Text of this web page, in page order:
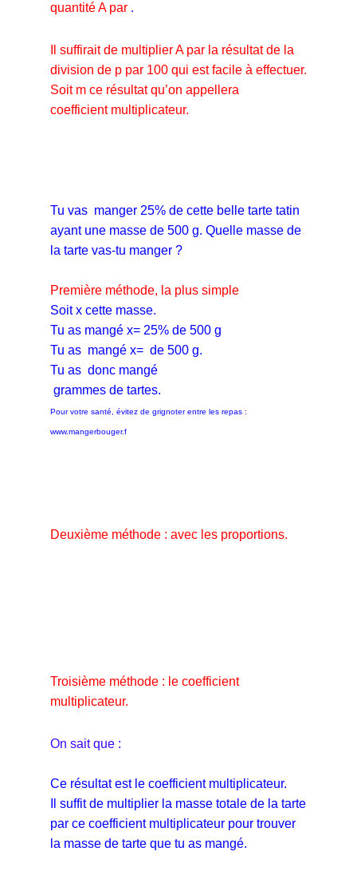
quantité A par .
Il suffirait de multiplier A par la résultat de la
division de p par 100 qui est facile à effectuer.
Soit m ce résultat qu’on appellera
coefficient multiplicateur.
Tu vas manger 25% de cette belle tarte tatin
ayant une masse de 500 g. Quelle masse de
la tarte vas-tu manger ?
Première méthode, la plus simple
Soit x cette masse.
Tu as mangé x= 25% de 500 g
Tu as mangé x= de 500 g.
Tu as donc mangé
grammes de tartes.
Pour votre santé, évitez de grignoter entre les repas :
www.mangerbouger.f
Deuxième méthode : avec les proportions.
Troisième méthode : le coefficient
multiplicateur.
On sait que :
Ce résultat est le coefficient multiplicateur.
Il suffit de multiplier la masse totale de la tarte
par ce coefficient multiplicateur pour trouver
la masse de tarte que tu as mangé.